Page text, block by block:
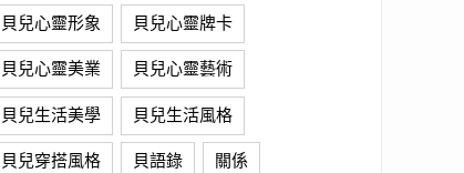
貝兒心靈形象 貝兒心靈牌卡
貝兒心靈美業 貝兒心靈藝術
貝兒生活美學 貝兒生活風格
貝兒穿搭風格 貝語錄 關係